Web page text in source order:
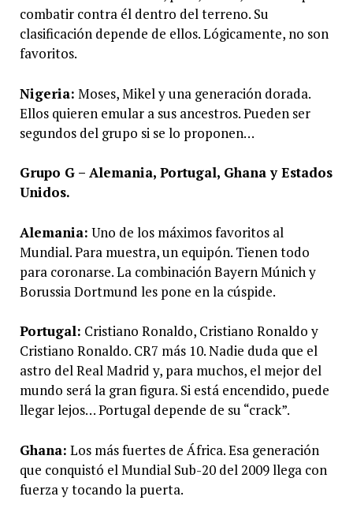
combatir contra él dentro del terreno. Su
clasificación depende de ellos. Lógicamente, no son
favoritos.
Nigeria: Moses, Mikel y una generación dorada.
Ellos quieren emular a sus ancestros. Pueden ser
segundos del grupo si se lo proponen…
Grupo G – Alemania, Portugal, Ghana y Estados
Unidos.
Alemania: Uno de los máximos favoritos al
Mundial. Para muestra, un equipón. Tienen todo
para coronarse. La combinación Bayern Múnich y
Borussia Dortmund les pone en la cúspide.
Portugal: Cristiano Ronaldo, Cristiano Ronaldo y
Cristiano Ronaldo. CR7 más 10. Nadie duda que el
astro del Real Madrid y, para muchos, el mejor del
mundo será la gran figura. Si está encendido, puede
llegar lejos… Portugal depende de su “crack”.
Ghana: Los más fuertes de África. Esa generación
que conquistó el Mundial Sub-20 del 2009 llega con
fuerza y tocando la puerta.